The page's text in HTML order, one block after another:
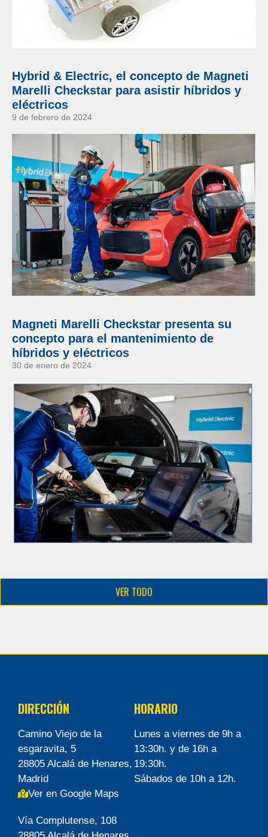
Hybrid & Electric, el concepto de Magneti
Marelli Checkstar para asistir híbridos y
eléctricos
9 de febrero de 2024
Magneti Marelli Checkstar presenta su
concepto para el mantenimiento de
híbridos y eléctricos
30 de enero de 2024
VER TODO
DIRECCIÓN
Camino Viejo de la
esgaravita, 5
28805 Alcalá de Henares,
Madrid
Ver en Google Maps
Vía Complutense, 108
HORARIO
Lunes a viernes de 9h a
13:30h. y de 16h a
19:30h.
Sábados de 10h a 12h.